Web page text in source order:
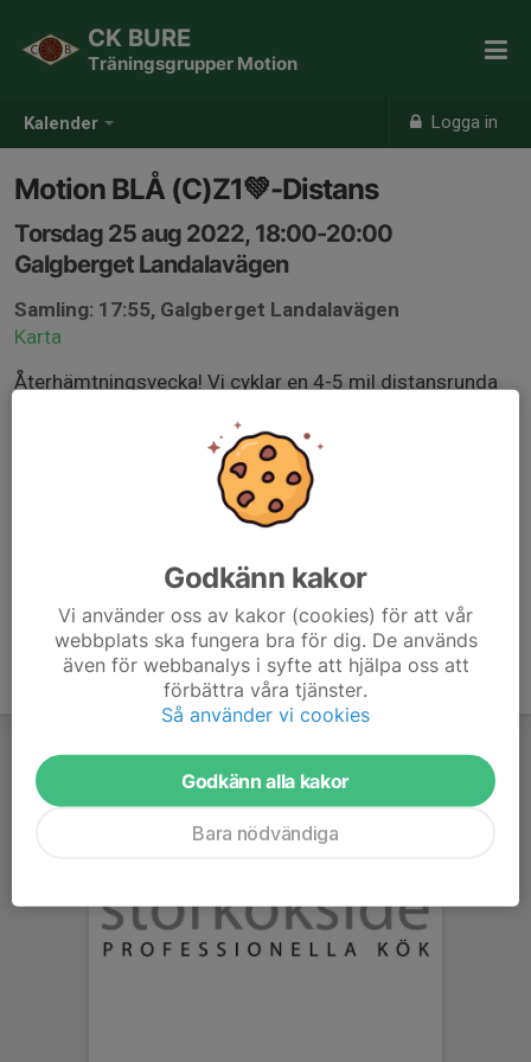
Kalender Logga in
CK BURE
Träningsgrupper Motion
Motion BLÅ (C)Z1💚-Distans
Torsdag 25 aug 2022, 18:00-20:00
Galgberget Landalavägen
Samling: 17:55, Galgberget Landalavägen
Karta
Återhämtningsvecka! Vi cyklar en 4-5 mil distansrunda
Rundan anpassas efter väder, vind och antal tränande.
Anmäl er gärna senast 2h innan för att möjliggöra
träningsupplägg efter nivå och antal deltagare.
Godkänn kakor
Vi använder oss av kakor (cookies) för att vår
webbplats ska fungera bra för dig. De används
även för webbanalys i syfte att hjälpa oss att
förbättra våra tjänster.
Så använder vi cookies
Godkänn alla kakor
Bara nödvändiga